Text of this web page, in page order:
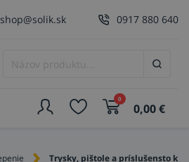
0917 880 640
0
0,00€
Trysky, pištole a príslušensto k